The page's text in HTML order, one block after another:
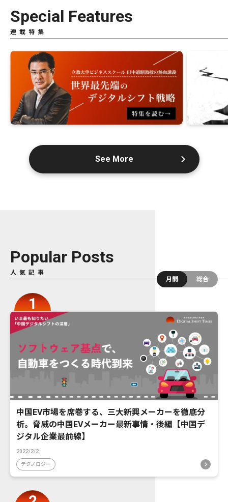
Special Features
連載特集
See More
Popular Posts
人気記事
月間
総合
中国EV市場を席巻する、三大新興メーカーを徹底分
析。脅威の中国EVメーカー最新事情・後編【中国デ
ジタル企業最前線】
2022/2/2
テクノロジー